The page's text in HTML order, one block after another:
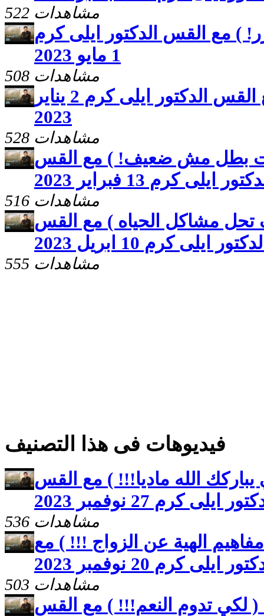
522 مشاهدات
) مع القس الدكتور ايلى كرم
1 مايو 2023
508 مشاهدات
برنامج ( ايات وعجائب ) مع القس الدكتور ايلى كرم 2 يناير
2023
528 مشاهدات
بطل مش ضعيف! ) مع القس
ايلى كرم 13 فبراير 2023
516 مشاهدات
تحل مشاكل الحياه ) مع القس
ايلى كرم 10 ابريل 2023
555 مشاهدات
فيديوهات فى هذا التصنيف
الله ماديا!!! ) مع القس
ايلى كرم 27 نوفمبر 2023
536 مشاهدات
الهية عن الزواج !!! ) مع
كرم 20 نوفمبر 2023
503 مشاهدات
( لكي تدوم النعم!!! ) مع القس